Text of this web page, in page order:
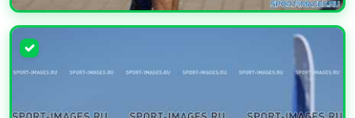
УВЕЛИЧИТЬ